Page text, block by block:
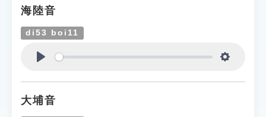
海陸音
di53 boi11
大埔音